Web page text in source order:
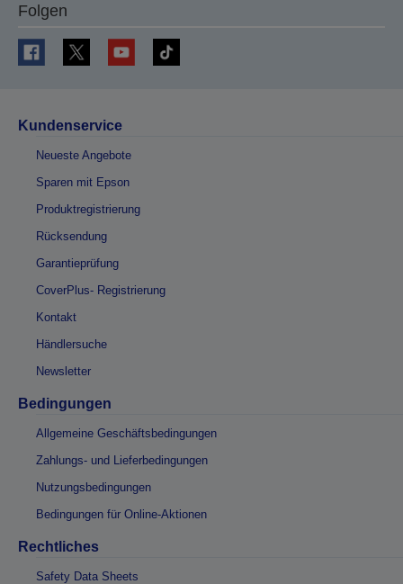
Folgen
Kundenservice
Neueste Angebote
Sparen mit Epson
Produktregistrierung
Rücksendung
Garantieprüfung
CoverPlus- Registrierung
Kontakt
Händlersuche
Newsletter
Bedingungen
Allgemeine Geschäftsbedingungen
Zahlungs- und Lieferbedingungen
Nutzungsbedingungen
Bedingungen für Online-Aktionen
Rechtliches
Safety Data Sheets